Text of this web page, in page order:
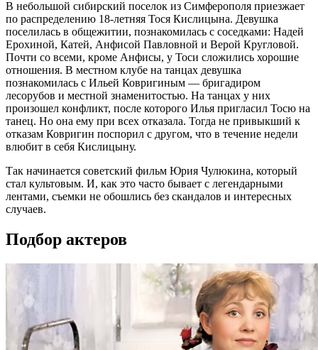
В небольшой сибирский поселок из Симферополя приезжает
по распределению 18-летняя Тося Кислицына. Девушка
поселилась в общежитии, познакомилась с соседками: Надей
Ерохиной, Катей, Анфисой Павловной и Верой Кругловой.
Почти со всеми, кроме Анфисы, у Тоси сложились хорошие
отношения. В местном клубе на танцах девушка
познакомилась с Ильей Ковригиным — бригадиром
лесорубов и местной знаменитостью. На танцах у них
произошел конфликт, после которого Илья пригласил Тосю на
танец. Но она ему при всех отказала. Тогда не привыкший к
отказам Ковригин поспорил с другом, что в течение недели
влюбит в себя Кислицыну.
Так начинается советский фильм Юрия Чулюкина, который
стал культовым. И, как это часто бывает с легендарными
лентами, съемки не обошлись без скандалов и интересных
случаев.
Подбор актеров